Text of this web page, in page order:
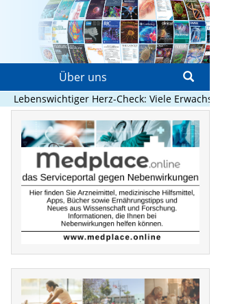
Über uns
Lebenswichtiger Herz-Check: Viele Erwachsene mit